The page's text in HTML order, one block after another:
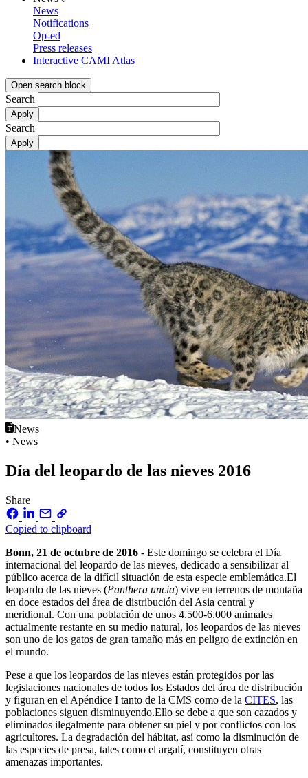
News
Notifications
Op-ed
Press releases
Interactive CAMI Atlas
Open search block
Search
Search
News
• News
Día del leopardo de las nieves 2016
Share
Copied to clipboard
Bonn, 21 de octubre de 2016 - Este domingo se celebra el Día
internacional del leopardo de las nieves, dedicado a sensibilizar al
público acerca de la difícil situación de esta especie emblemática.El
leopardo de las nieves (Panthera uncia) vive en terrenos de montaña
en doce estados del área de distribución del Asia central y
meridional. Con una población de unos 4.500-6.000 animales
actualmente restante en su medio natural, los leopardos de las nieves
son uno de los gatos de gran tamaño más en peligro de extinción en
el mundo.
Pese a que los leopardos de las nieves están protegidos por las
legislaciones nacionales de todos los Estados del área de distribución
y figuran en el Apéndice I tanto de la CMS como de la CITES, las
poblaciones siguen disminuyendo.Ello se debe a que son cazados y
eliminados ilegalmente para obtener su piel y por conflictos con los
agricultores. La degradación del hábitat, así como la disminución de
las especies de presa, tales como el argalí, constituyen otras
amenazas importantes.